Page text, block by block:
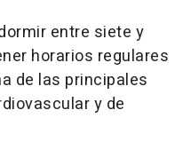
entre siete y
horarios regulares
de las principales
y de